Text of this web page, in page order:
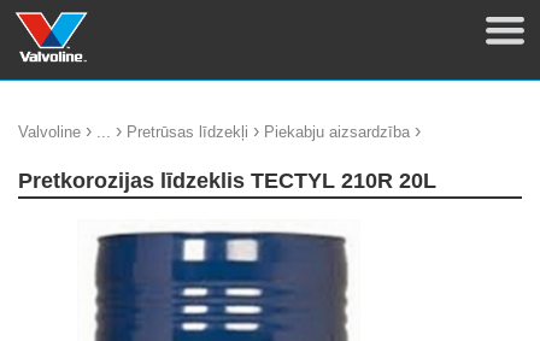
Valvoline › ... › Pretrūsas līdzekļi › Piekabju aizsardzība ›
Pretkorozijas līdzeklis TECTYL 210R 20L